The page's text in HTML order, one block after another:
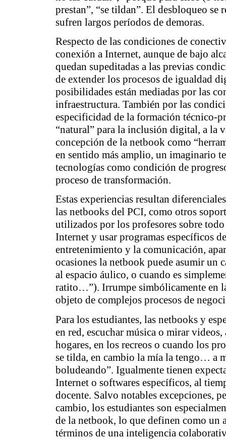
prestan”, “se tildan”. El desbloqueo se
sufren largos períodos de demoras.
Respecto de las condiciones de
conexión a Internet, aunque de bajo
quedan supeditadas a las previas
de extender los procesos de igualdad
posibilidades están mediadas por las
infraestructura. También por las
especificidad de la formación técnico-
“natural” para la inclusión digital, a la
concepción de la netbook como
en sentido más amplio, un imaginario
tecnologías como condición de
proceso de transformación.
Estas experiencias resultan
las netbooks del PCI, como otros
utilizados por los profesores sobre
Internet y usar programas específicos
entretenimiento y la comunicación,
ocasiones la netbook puede asumir un
al espacio áulico, o cuando es
ratito…”). Irrumpe simbólicamente en
objeto de complejos procesos de
Para los estudiantes, las netbooks y
en red, escuchar música o mirar videos,
hogares, en los recreos o cuando los
se tilda, en cambio la mía la tengo… a
boludeando”. Igualmente tienen
Internet o softwares específicos, al
docente. Salvo notables excepciones,
cambio, los estudiantes son
de la netbook, lo que definen como un
términos de una inteligencia